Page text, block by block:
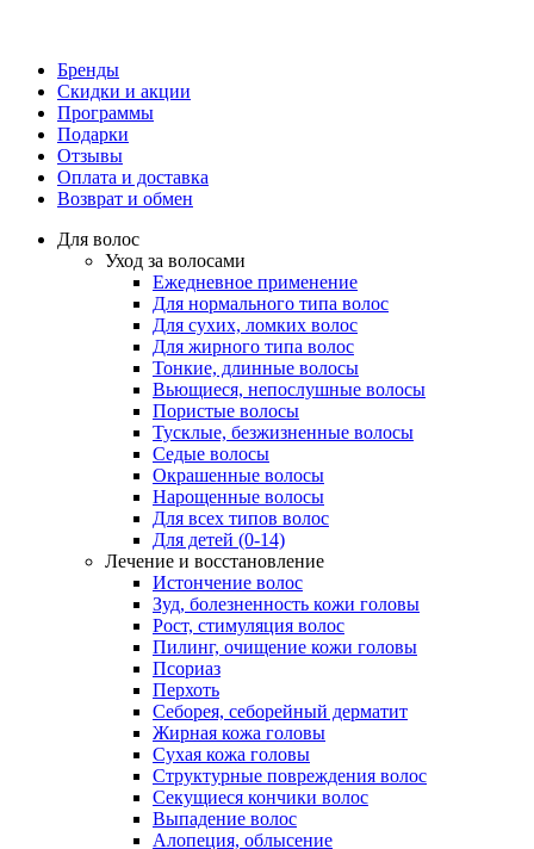
Бренды
Скидки и акции
Программы
Подарки
Отзывы
Оплата и доставка
Возврат и обмен
Для волос
Уход за волосами
Ежедневное применение
Для нормального типа волос
Для сухих, ломких волос
Для жирного типа волос
Тонкие, длинные волосы
Вьющиеся, непослушные волосы
Пористые волосы
Тусклые, безжизненные волосы
Седые волосы
Окрашенные волосы
Нарощенные волосы
Для всех типов волос
Для детей (0-14)
Лечение и восстановление
Истончение волос
Зуд, болезненность кожи головы
Рост, стимуляция волос
Пилинг, очищение кожи головы
Псориаз
Перхоть
Себорея, себорейный дерматит
Жирная кожа головы
Сухая кожа головы
Структурные повреждения волос
Секущиеся кончики волос
Выпадение волос
Алопеция, облысение